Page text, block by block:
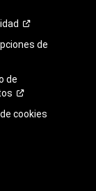
de
de
cookies